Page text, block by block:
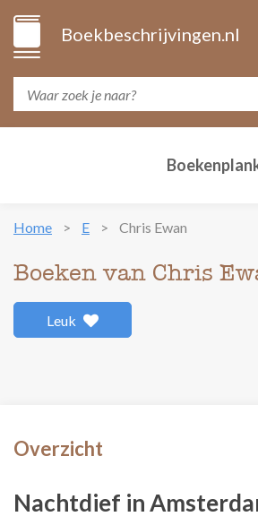
Boekbeschrijvingen.nl
Home E Chris Ewan
Boeken van Chris
Leuk
Overzicht
Nachtdief in